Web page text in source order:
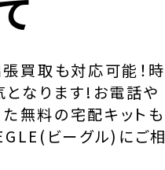
買取も対応可能！時
なります!お電話や
無料の宅配キットも
ビーグル)にご相